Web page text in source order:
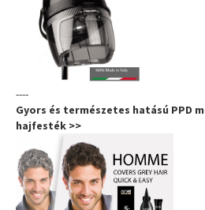
----
Gyors és természetes hatású PPD
hajfesték >>